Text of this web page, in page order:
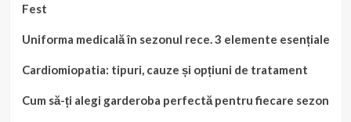
Fest
Uniforma medicală în sezonul rece. 3 elemente esențiale
Cardiomiopatia: tipuri, cauze și opțiuni de tratament
Cum să-ți alegi garderoba perfectă pentru fiecare sezon